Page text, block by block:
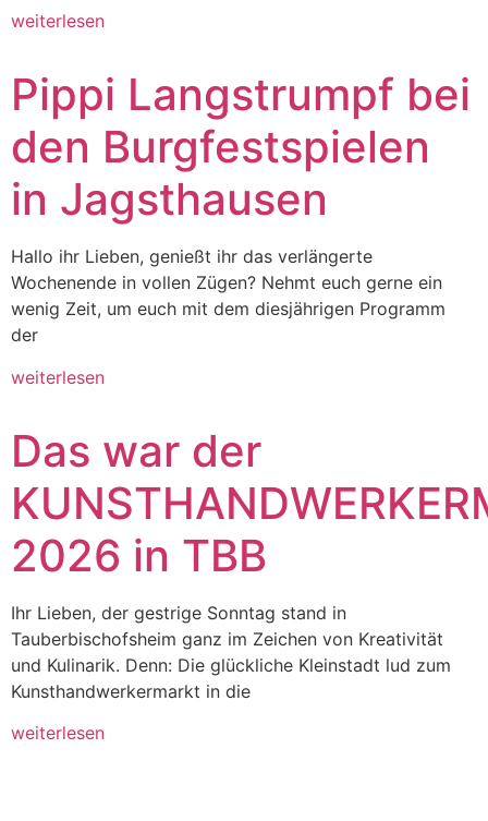
weiterlesen
Pippi Langstrumpf bei
den Burgfestspielen
in Jagsthausen
Hallo ihr Lieben, genießt ihr das verlängerte
Wochenende in vollen Zügen? Nehmt euch gerne ein
wenig Zeit, um euch mit dem diesjährigen Programm
der
weiterlesen
Das war der
2026 in TBB
Ihr Lieben, der gestrige Sonntag stand in
Tauberbischofsheim ganz im Zeichen von Kreativität
und Kulinarik. Denn: Die glückliche Kleinstadt lud zum
Kunsthandwerkermarkt in die
weiterlesen